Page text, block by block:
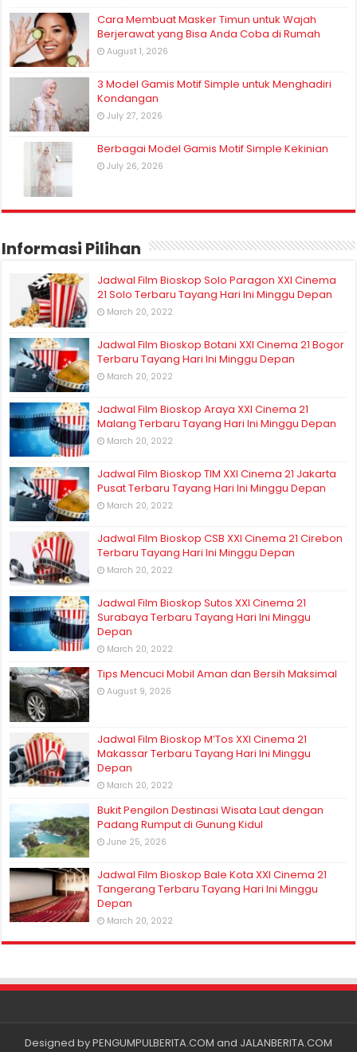
Cara Membuat Masker Timun untuk Wajah
Berjerawat yang Bisa Anda Coba di Rumah
August 1, 2026
3 Model Gamis Motif Simple untuk Menghadiri
Kondangan
July 27, 2026
Berbagai Model Gamis Motif Simple Kekinian
July 26, 2026
Informasi Pilihan
Jadwal Film Bioskop Solo Paragon XXI Cinema
21 Solo Terbaru Tayang Hari Ini Minggu Depan
March 20, 2022
Jadwal Film Bioskop Botani XXI Cinema 21 Bogor
Terbaru Tayang Hari Ini Minggu Depan
March 20, 2022
Jadwal Film Bioskop Araya XXI Cinema 21
Malang Terbaru Tayang Hari Ini Minggu Depan
March 20, 2022
Jadwal Film Bioskop TIM XXI Cinema 21 Jakarta
Pusat Terbaru Tayang Hari Ini Minggu Depan
March 20, 2022
Jadwal Film Bioskop CSB XXI Cinema 21 Cirebon
Terbaru Tayang Hari Ini Minggu Depan
March 20, 2022
Jadwal Film Bioskop Sutos XXI Cinema 21
Surabaya Terbaru Tayang Hari Ini Minggu
Depan
March 20, 2022
Tips Mencuci Mobil Aman dan Bersih Maksimal
August 9, 2026
Jadwal Film Bioskop M’Tos XXI Cinema 21
Makassar Terbaru Tayang Hari Ini Minggu
Depan
March 20, 2022
Bukit Pengilon Destinasi Wisata Laut dengan
Padang Rumput di Gunung Kidul
June 25, 2026
Jadwal Film Bioskop Bale Kota XXI Cinema 21
Tangerang Terbaru Tayang Hari Ini Minggu
Depan
March 20, 2022
Designed byPENGUMPULBERITA.COM and JALANBERITA.COM